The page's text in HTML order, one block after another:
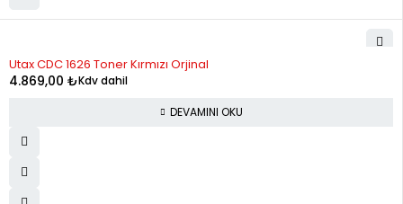
Utax CDC 1626 Toner Kırmızı Orjinal
4.869,00 ₺Kdv dahil
DEVAMINI OKU